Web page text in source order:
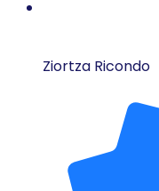
Ziortza Ricondo